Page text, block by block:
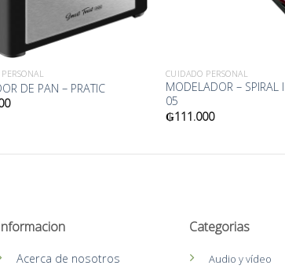
DE PAN – PRATIC
CUIDADO PERSONAL
MODELADOR – SPIRAL
05
₲111.000
Acerca de nosotros
Categorias
Audio y vídeo